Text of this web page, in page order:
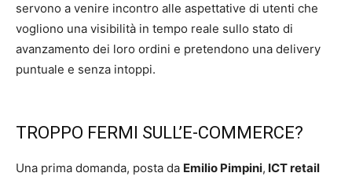
servono a venire incontro alle aspettative di utenti che
vogliono una visibilità in tempo reale sullo stato di
avanzamento dei loro ordini e pretendono una delivery
puntuale e senza intoppi.
TROPPO FERMI SULL’E-COMMERCE?
Una prima domanda, posta da Emilio Pimpini, ICT retail